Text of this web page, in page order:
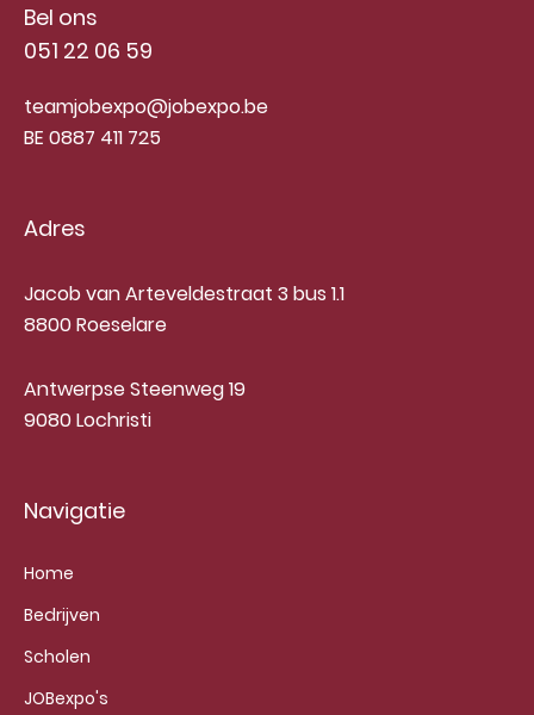
Bel ons
051 22 06 59
teamjobexpo@jobexpo.be
BE 0887 411 725
Adres
Jacob van Arteveldestraat 3 bus 1.1
8800 Roeselare
Antwerpse Steenweg 19
9080 Lochristi
Navigatie
Home
Bedrijven
Scholen
JOBexpo's